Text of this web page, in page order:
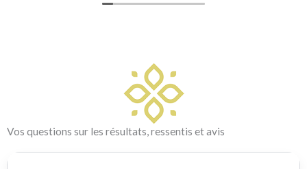
Vos questions sur les résultats, ressentis et avis